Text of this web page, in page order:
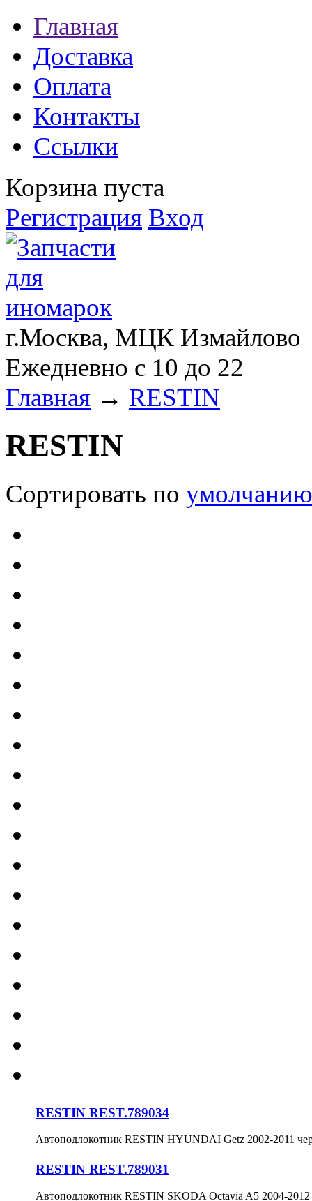
Главная
Доставка
Оплата
Контакты
Ссылки
Корзина пуста
Регистрация Вход
г.Москва, МЦК Измайлово
Ежедневно с 10 до 22
Главная → RESTIN
RESTIN
Сортировать по умолчанию
RESTIN REST.789034
Автоподлокотник RESTIN HYUNDAI Getz 2002-2011
RESTIN REST.789031
Автоподлокотник RESTIN SKODA Octavia A5 2004-